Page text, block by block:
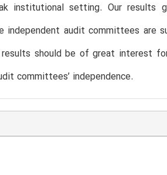
institutional setting. Our results
independent audit committees
should be of great interest
committees’ independence.